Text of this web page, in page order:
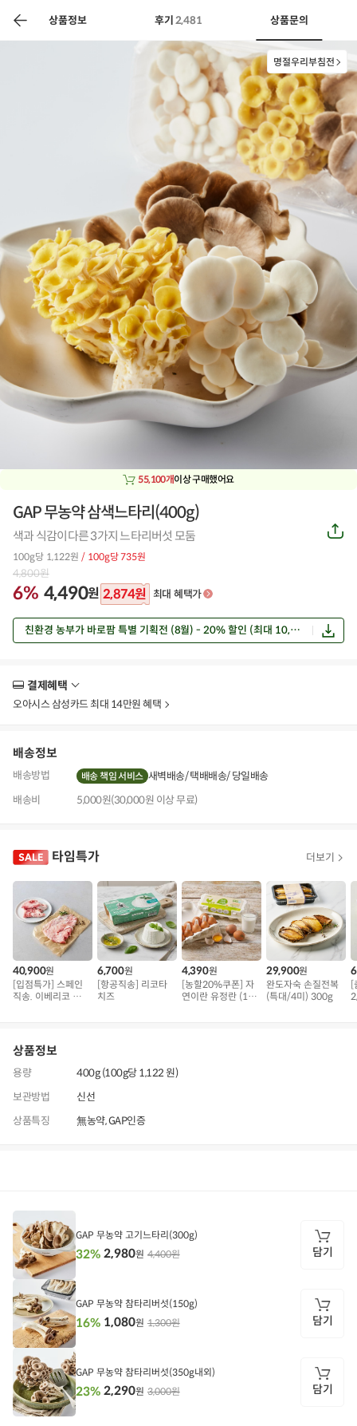
상품정보 후기 2,481 상품문의
주문/배송 고객센터
명절우리부침전
55,100개이상 구매했어요
GAP 무농약 삼색느타리(400g)
색과 식감이다른 3가지 느타리버섯 모둠
100g당 1,122원 / 100g당 735원
4,800원
6% 4,490원 2,874원 최대 혜택가
친환경 농부가 바로팜 특별 기획전 (8월) - 20% 할인 (최대 10,000원)
공
유
결제혜택
보
오아시스 삼성카드 최대 14만원 혜택
배송정보
배송방법 배송 책임 서비스 새벽배송 택배배송 당일배송
배송비
5,000원(30,000원 이상 무료)
타임특가 더보기
40,900원
[입점특가] 스페인
직송. 이베리코 삼
6,700원
[항공직송] 리코타
치즈
4,390원
[농할20%쿠폰] 자
연이란 유정란 (10
29,900원
완도자숙 손질전복
(특대/4미) 300g
[
상품정보
용량
400g (100g당 1,122 원)
보관방법
신선
상품특징
無농약, GAP인증
상
품
정
보
담
기
GAP 무농약 고기느타리(300g)
4,400원
32% 2,980원 담기
담
기
GAP 무농약 참타리버섯(150g)
1,300원
16% 1,080원 담기
담
GAP 무농약 참타리버섯(350g내외)
3,000원
23% 2,290원 담기